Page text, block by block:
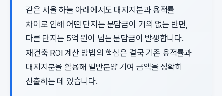
같은 서울 하늘 아래에서도 대지지분과 용적률
차이로 인해 어떤 단지는 분담금이 거의 없는 반면,
다른 단지는 5억 원이 넘는 분담금이 발생합니다.
재건축 ROI 계산 방법의 핵심은 결국 기존 용적률과
대지지분을 활용해 일반분양 기여 금액을 정확히
산출하는 데 있습니다.